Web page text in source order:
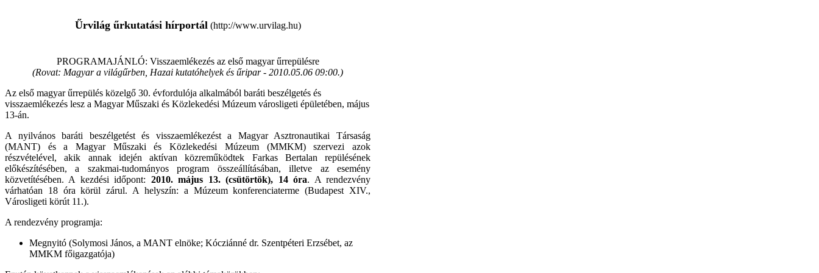
Űrvilág űrkutatási hírportál (http://www.urvilag.hu)
PROGRAMAJÁNLÓ: Visszaemlékezés az első magyar űrrepülésre
(Rovat: Magyar a világűrben, Hazai kutatóhelyek és űripar - 2010.05.06 09:00.)
Az első magyar űrrepülés közelgő 30. évfordulója alkalmából baráti beszélgetés és
visszaemlékezés lesz a Magyar Műszaki és Közlekedési Múzeum városligeti épületében, május
13-án.
A nyilvános baráti beszélgetést és visszaemlékezést a Magyar Asztronautikai Társaság
(MANT) és a Magyar Műszaki és Közlekedési Múzeum (MMKM) szervezi azok
részvételével, akik annak idején aktívan közreműködtek Farkas Bertalan repülésének
előkészítésében, a szakmai-tudományos program összeállításában, illetve az esemény
közvetítésében. A kezdési időpont: 2010. május 13. (csütörtök), 14 óra. A rendezvény
várhatóan 18 óra körül zárul. A helyszín: a Múzeum konferenciaterme (Budapest XIV.,
Városligeti körút 11.).
A rendezvény programja:
Megnyitó (Solymosi János, a MANT elnöke; Kócziánné dr. Szentpéteri Erzsébet, az
MMKM főigazgatója)